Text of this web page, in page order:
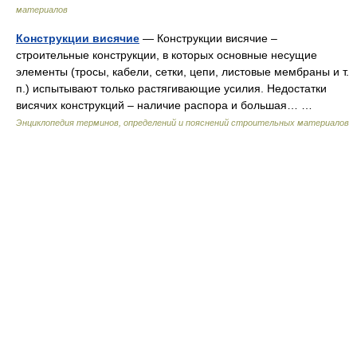
материалов
Конструкции висячие — Конструкции висячие –
строительные конструкции, в которых основные несущие
элементы (тросы, кабели, сетки, цепи, листовые мембраны и т.
п.) испытывают только растягивающие усилия. Недостатки
висячих конструкций – наличие распора и большая… …
Энциклопедия терминов, определений и пояснений строительных материалов